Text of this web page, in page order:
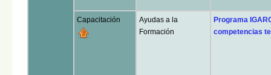
Capacitación
Ayudas a la
Formación
Programa
competencias